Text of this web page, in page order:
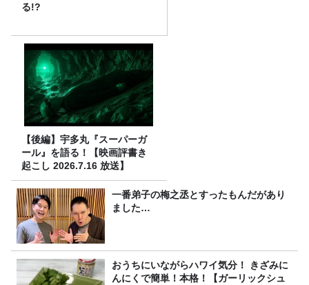
る!?
【後編】宇多丸『スーパーガ
ール』を語る！【映画評書き
起こし 2026.7.16 放送】
一番弟子の梅之丞とすったもんだがあり
ました…
おうちにいながらハワイ気分！ きざみに
んにくで簡単！本格！【ガーリックシュ